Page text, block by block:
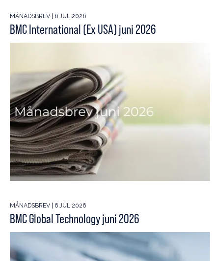
MÅNADSBREV | 6 JUL 2026
BMC International (Ex USA) juni 2026
MÅNADSBREV | 6 JUL 2026
BMC Global Technology juni 2026